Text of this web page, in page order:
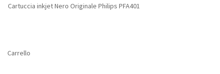
Cartuccia inkjet Nero Originale Philips PFA401
Carrello